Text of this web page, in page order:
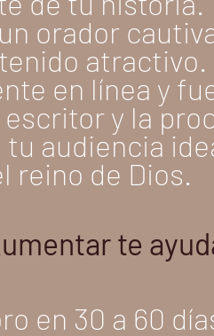
AL REGISTRO
orador
atractivo.
en línea y
y la
audiencia
reino de Dios.
te
en 30 a 60